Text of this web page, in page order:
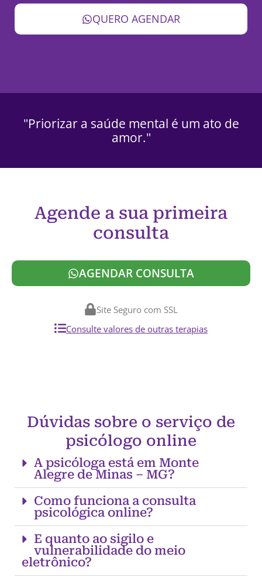
QUERO AGENDAR
"Priorizar a saúde mental é um ato de
amor."
Agende a sua primeira
consulta
AGENDAR CONSULTA
Site Seguro com SSL
Consulte valores de outras terapias
Dúvidas sobre o serviço de
psicólogo online
A psicóloga está em Monte
Alegre de Minas – MG?
Como funciona a consulta
psicológica online?
E quanto ao sigilo e
vulnerabilidade do meio
eletrônico?